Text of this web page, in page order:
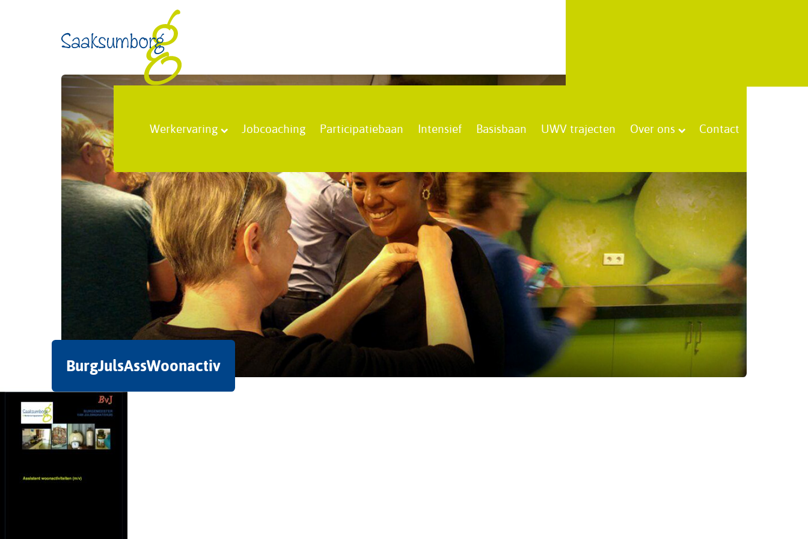
Werkervaring Jobcoaching Participatiebaan Intensief Basisbaan UWV trajecten Over ons Contact
BurgJulsAssWoonactiv